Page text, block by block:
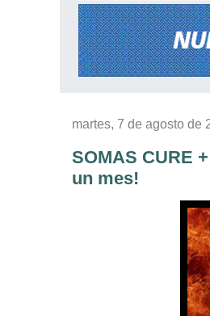
martes, 7 de agosto de
SOMAS CURE
un mes!